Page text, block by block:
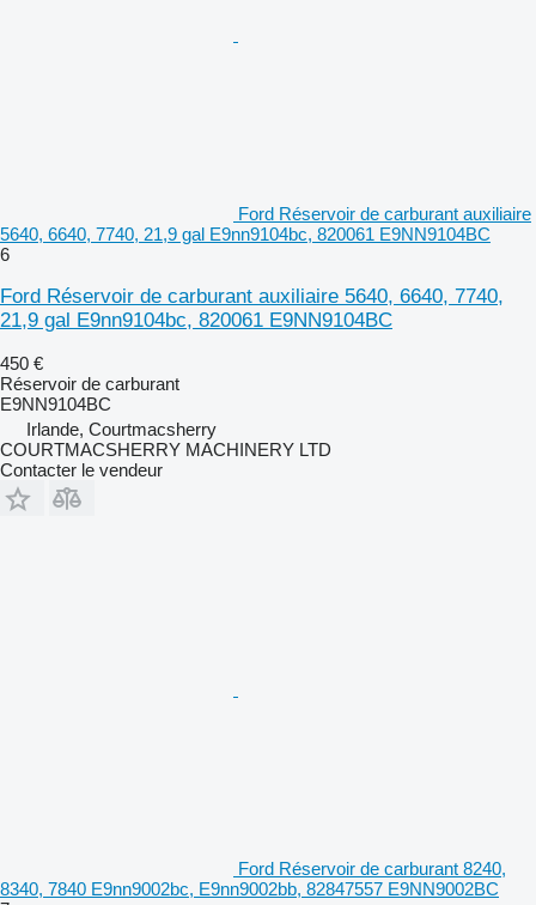
Ford Réservoir de carburant auxiliaire
5640, 6640, 7740, 21,9 gal E9nn9104bc, 820061 E9NN9104BC
6
Ford Réservoir de carburant auxiliaire 5640, 6640, 7740,
21,9 gal E9nn9104bc, 820061 E9NN9104BC
450 €
Réservoir de carburant
E9NN9104BC
Irlande, Courtmacsherry
COURTMACSHERRY MACHINERY LTD
Contacter le vendeur
Ford Réservoir de carburant 8240,
8340, 7840 E9nn9002bc, E9nn9002bb, 82847557 E9NN9002BC